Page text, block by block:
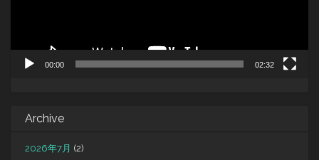
00:00 02:32
Archive
2026年7月 (2)